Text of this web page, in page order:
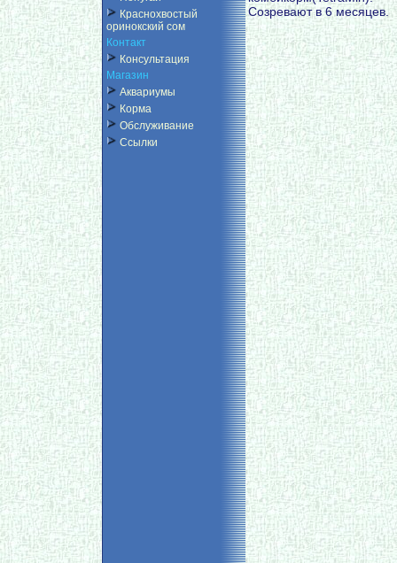
Краснохвостый
оринокский сом
Контакт
Консультация
Магазин
Аквариумы
Корма
Обслуживание
Ссылки
Созревают в 6 месяцев.